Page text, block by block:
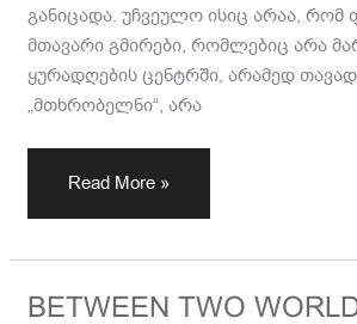
განიცადა. უჩვეულო ისიც არაა, რომ
მთავარი გმირები, რომლებიც არა
ყურადღების ცენტრში, არამედ
„მთხრობელნი“, არა
Read More »
BETWEEN TWO
BETWEEN